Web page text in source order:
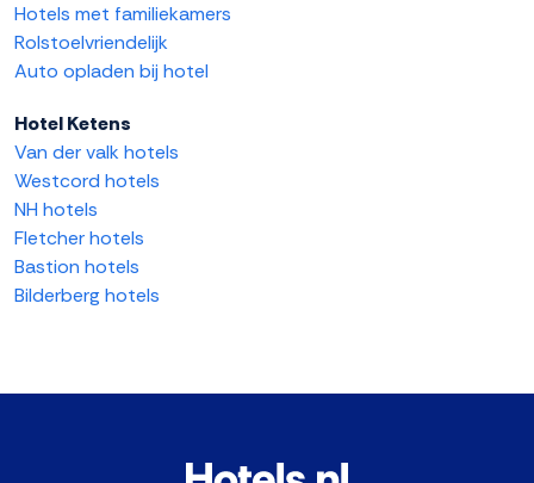
Hotels met familiekamers
Rolstoelvriendelijk
Auto opladen bij hotel
Hotel Ketens
Van der valk hotels
Westcord hotels
NH hotels
Fletcher hotels
Bastion hotels
Bilderberg hotels